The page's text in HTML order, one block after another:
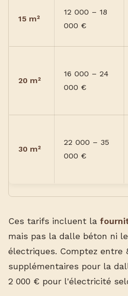
15 m²
12 000 – 18
000 €
20 m²
16 000 – 24
000 €
30 m²
22 000 – 35
000 €
Ces tarifs incluent la
mais pas la dalle béton ni
électriques. Comptez entre
supplémentaires pour la
2 000 € pour l'électricité